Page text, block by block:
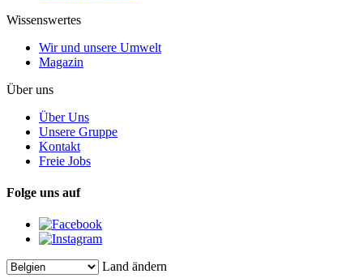
Wissenswertes
Wir und unsere Umwelt
Magazin
Über uns
Über Uns
Unsere Gruppe
Kontakt
Freie Jobs
Folge uns auf
Land ändern